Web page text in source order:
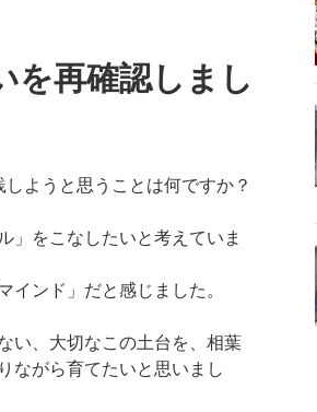
を再確認しまし
しようと思うことは何ですか？
」
をこなしたいと考えていま
インド」 だと感じました。
い、大切なこの土台を、相葉
ながら育てたいと思いまし